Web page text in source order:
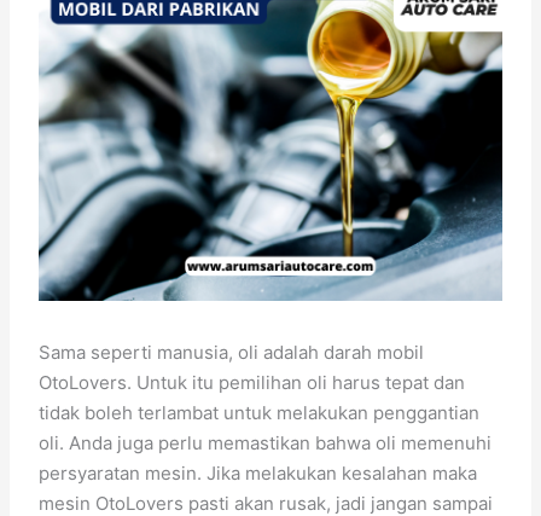
Sama seperti manusia, oli adalah darah mobil
OtoLovers. Untuk itu pemilihan oli harus tepat dan
tidak boleh terlambat untuk melakukan penggantian
oli. Anda juga perlu memastikan bahwa oli memenuhi
persyaratan mesin. Jika melakukan kesalahan maka
mesin OtoLovers pasti akan rusak, jadi jangan sampai